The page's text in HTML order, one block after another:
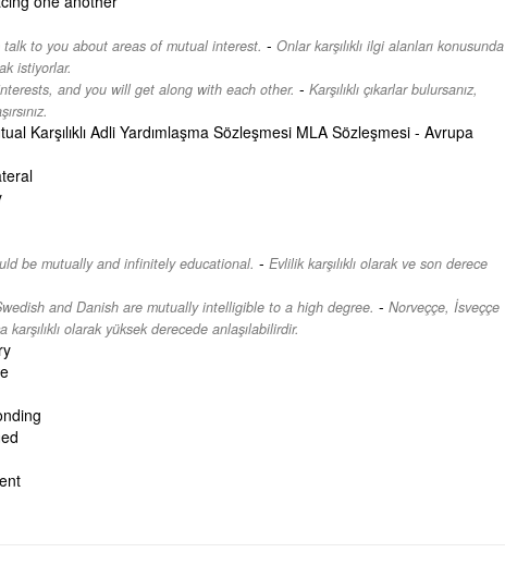
to you about areas of mutual interest. - Onlar karşılıklı ilgi alanları konusunda
istiyorlar.
and you will get along with each other. - Karşılıklı çıkarlar bulursanız,
Karşılıklı Adli Yardımlaşma Sözleşmesi MLA Sözleşmesi - Avrupa
be mutually and infinitely educational. - Evlilik karşılıklı olarak ve son derece
and Danish are mutually intelligible to a high degree. - Norveççe, İsveççe
karşılıklı olarak yüksek derecede anlaşılabilirdir.